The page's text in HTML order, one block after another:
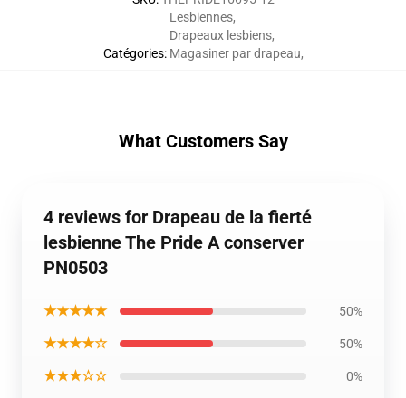
Catégories:
Lesbiennes,
Drapeaux lesbiens,
Magasiner par drapeau,
What Customers Say
4 reviews for Drapeau de la fierté
lesbienne The Pride A conserver
PN0503
★★★★★ 50%
★★★★☆ 50%
★★★☆☆ 0%